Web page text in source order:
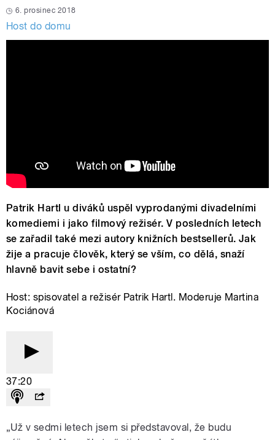
6. prosinec 2018
Host do domu
Patrik Hartl u diváků uspěl vyprodanými divadelními
komediemi i jako filmový režisér. V posledních letech
se zařadil také mezi autory knižních bestsellerů. Jak
žije a pracuje člověk, který se vším, co dělá, snaží
hlavně bavit sebe i ostatní?
Host: spisovatel a režisér Patrik Hartl. Moderuje Martina
Kociánová
37:20
„Už v sedmi letech jsem si představoval, že budu